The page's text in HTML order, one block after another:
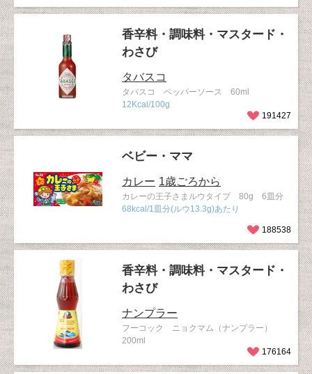
香辛料・調味料・マスタード・
わさび
タバスコ
タバスコ ペッパーソース 60ml
12Kcal/100g
191427
ベビー・ママ
カレー 1歳ごろから
カレーの王子さまルウタイプ 80g 6皿分
68kcal/1皿分(ルウ13.3g)あたり
188538
香辛料・調味料・マスタード・
わさび
ナンプラー
フーコック ニョクマム（ナンプラー）
200ml
176164